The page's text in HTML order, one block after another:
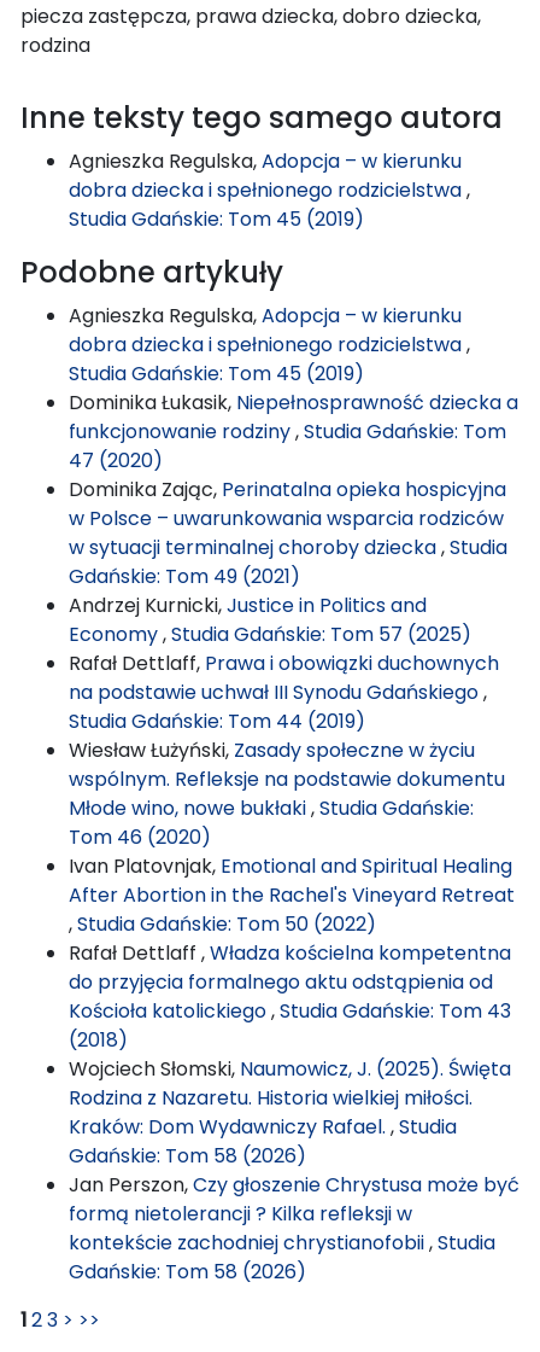
piecza zastępcza, prawa dziecka, dobro dziecka,
rodzina
Inne teksty tego samego autora
Agnieszka Regulska,Adopcja – w kierunku
dobra dziecka i spełnionego rodzicielstwa,
Studia Gdańskie: Tom 45 (2019)
Podobne artykuły
Agnieszka Regulska,Adopcja – w kierunku
dobra dziecka i spełnionego rodzicielstwa,
Studia Gdańskie: Tom 45 (2019)
Dominika Łukasik, Niepełnosprawność dziecka a
funkcjonowanie rodziny,Studia Gdańskie: Tom
47 (2020)
Dominika Zając, Perinatalna opieka hospicyjna
w Polsce – uwarunkowania wsparcia rodziców
w sytuacji terminalnej choroby dziecka,Studia
Gdańskie: Tom 49 (2021)
Andrzej Kurnicki,Justice in Politics and
Economy,Studia Gdańskie: Tom 57 (2025)
Rafał Dettlaff, Prawa i obowiązki duchownych
na podstawie uchwał III Synodu Gdańskiego,
Studia Gdańskie: Tom 44 (2019)
Wiesław Łużyński, Zasady społeczne w życiu
wspólnym. Refleksje na podstawie dokumentu
Młode wino, nowe bukłaki,Studia Gdańskie:
Tom 46 (2020)
Ivan Platovnjak, Emotional and Spiritual Healing
After Abortion in the Rachel's Vineyard Retreat
,Studia Gdańskie: Tom 50 (2022)
Rafał Dettlaff ,Władza kościelna kompetentna
do przyjęcia formalnego aktu odstąpienia od
Kościoła katolickiego,Studia Gdańskie: Tom 43
(2018)
Wojciech Słomski, Naumowicz, J. (2025). Święta
Rodzina z Nazaretu. Historia wielkiej miłości.
Kraków: Dom Wydawniczy Rafael. ,Studia
Gdańskie: Tom 58 (2026)
Jan Perszon,Czy głoszenie Chrystusa może być
formą nietolerancji ? Kilka refleksji w
kontekście zachodniej chrystianofobii,Studia
Gdańskie: Tom 58 (2026)
123 > >>